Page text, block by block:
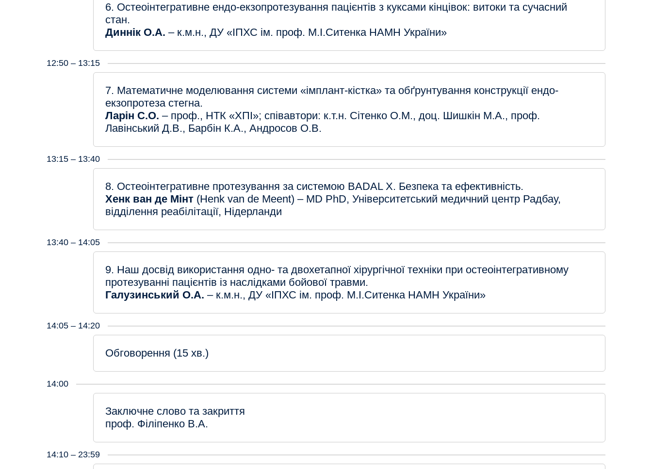
6. Остеоінтегративне ендо-екзопротезування пацієнтів з куксами кінцівок: витоки та сучасний
стан.
Диннік О.А. – к.м.н., ДУ «ІПХС ім. проф. М.І.Ситенка НАМН України»
12:50 – 13:15
7. Математичне моделювання системи «імплант-кістка» та обґрунтування конструкції ендо-
екзопротеза стегна.
Ларін С.О. – проф., НТК «ХПІ»; співавтори: к.т.н. Сітенко О.М., доц. Шишкін М.А., проф.
Лавінський Д.В., Барбін К.А., Андросов О.В.
13:15 – 13:40
8. Остеоінтегративне протезування за системою BADAL X. Безпека та ефективність.
Хенк ван де Мінт (Henk van de Meent) – MD PhD, Університетський медичний центр Радбау,
відділення реабілітації, Нідерланди
13:40 – 14:05
9. Наш досвід використання одно- та двохетапної хірургічної техніки при остеоінтегративному
протезуванні пацієнтів із наслідками бойової травми.
Галузинський О.А. – к.м.н., ДУ «ІПХС ім. проф. М.І.Ситенка НАМН України»
14:05 – 14:20
Обговорення (15 хв.)
14:00
Заключне слово та закриття
проф. Філіпенко В.А.
14:10 – 23:59